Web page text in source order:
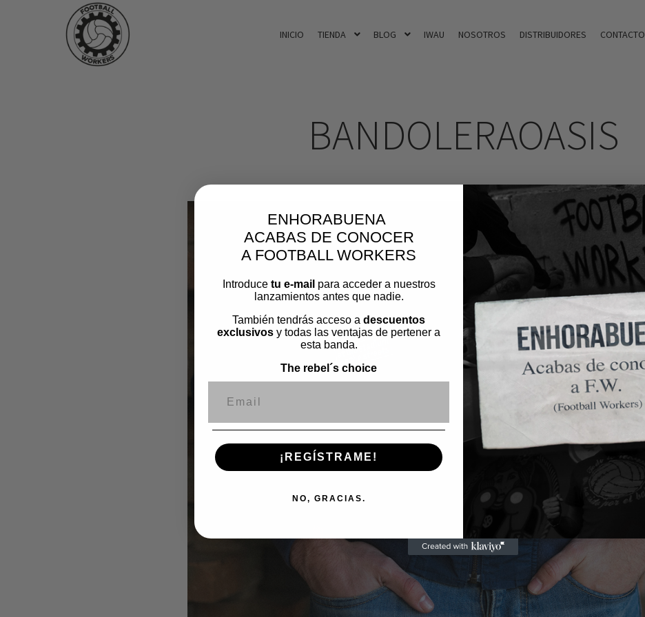
INICIO TIENDA BLOG IWAU NOSOTROS DISTRIBUIDORES CONTACTO
BANDOLERAOASIS
ENHORABUENA
ACABAS DE CONOCER
A FOOTBALL WORKERS
Introduce tu e-mail para acceder a nuestros
lanzamientos antes que nadie.
También tendrás acceso a descuentos
exclusivos y todas las ventajas de pertener a
esta banda.
The rebel´s choice
¡REGÍSTRAME!
NO, GRACIAS.